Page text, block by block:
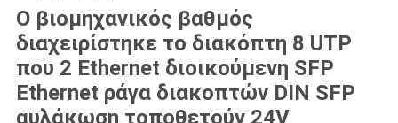
Ο βιομηχανικός βαθμός
διαχειρίστηκε το διακόπτη 8 UTP
που 2 Ethernet διοικούμενη SFP
Ethernet ράγα διακοπτών DIN SFP